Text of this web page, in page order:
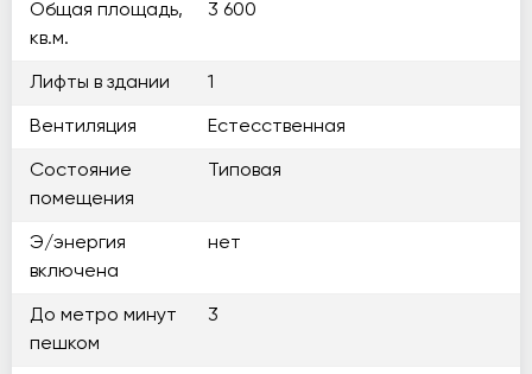
Общая площадь,
кв.м.
3 600
Лифты в здании 1
Вентиляция Естесственная
Состояние
помещения
Типовая
Э/энергия
включена
нет
До метро минут
пешком
3